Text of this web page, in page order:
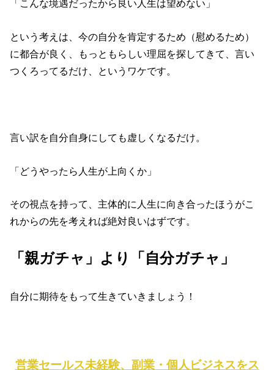
「こんな境遇だったから良い人生は望めない」
という考えは、今の自分を肯定するため（慰めるため）
に都合が良く、もっともらしい理屈を探してきて、言い
つくろってるだけ、というワケです。
言い訳を自分自身にしても虚しくなるだけ。
「どうやったら人生が上向くか」
その視点を持って、主体的に人生に向き合ったほうがこ
れからの先を考えれば絶対良いはずです。
「親ガチャ」より「自分ガチャ」
自分に期待をもって生きていきましょう！
営業セールス未経験、副業・個人ビジネスをス